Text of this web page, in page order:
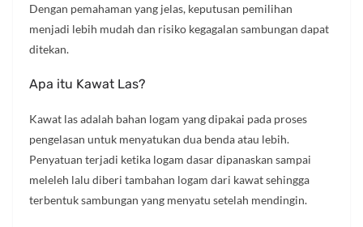
Dengan pemahaman yang jelas, keputusan pemilihan
menjadi lebih mudah dan risiko kegagalan sambungan dapat
ditekan.
Apa itu Kawat Las?
Kawat las adalah bahan logam yang dipakai pada proses
pengelasan untuk menyatukan dua benda atau lebih.
Penyatuan terjadi ketika logam dasar dipanaskan sampai
meleleh lalu diberi tambahan logam dari kawat sehingga
terbentuk sambungan yang menyatu setelah mendingin.